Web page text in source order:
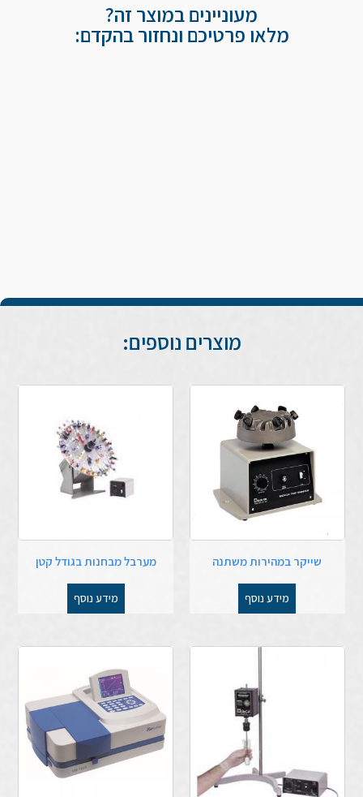
מעוניינים במוצר זה?
מלאו פרטיכם ונחזור בהקדם:
מוצרים נוספים:
שייקר במהירות משתנה
מידע נוסף
מערבל מבחנות בגודל קטן
מידע נוסף